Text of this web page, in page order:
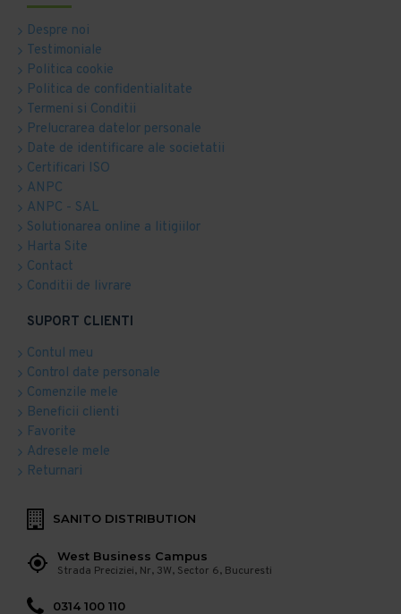
Despre noi
Testimoniale
Politica cookie
Politica de confidentialitate
Termeni si Conditii
Prelucrarea datelor personale
Date de identificare ale societatii
Certificari ISO
ANPC
ANPC - SAL
Solutionarea online a litigiilor
Harta Site
Contact
Conditii de livrare
SUPORT CLIENTI
Contul meu
Control date personale
Comenzile mele
Beneficii clienti
Favorite
Adresele mele
Returnari
SANITO DISTRIBUTION
West Business Campus
Strada Preciziei, Nr, 3W, Sector 6, Bucuresti
0314 100 110